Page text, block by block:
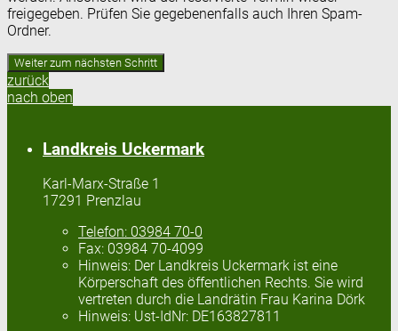
freigegeben. Prüfen Sie gegebenenfalls auch Ihren Spam-
Ordner.
zurück
nach oben
Landkreis Uckermark
Karl-Marx-Straße 1
17291 Prenzlau
Telefon: 03984 70-0
Fax: 03984 70-4099
Hinweis: Der Landkreis Uckermark ist eine
Körperschaft des öffentlichen Rechts. Sie wird
vertreten durch die Landrätin Frau Karina Dörk
Hinweis: Ust-IdNr: DE163827811